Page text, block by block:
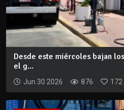
Desde este miércoles bajan
el g...
Jun 30 2026 876 172